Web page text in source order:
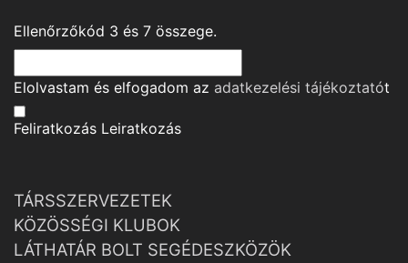
Ellenőrzőkód 3 és 7 összege.
Elolvastam és elfogadom az adatkezelési tájékoztatót
Feliratkozás Leiratkozás
TÁRSSZERVEZETEK
KÖZÖSSÉGI KLUBOK
LÁTHATÁR BOLT SEGÉDESZKÖZÖK